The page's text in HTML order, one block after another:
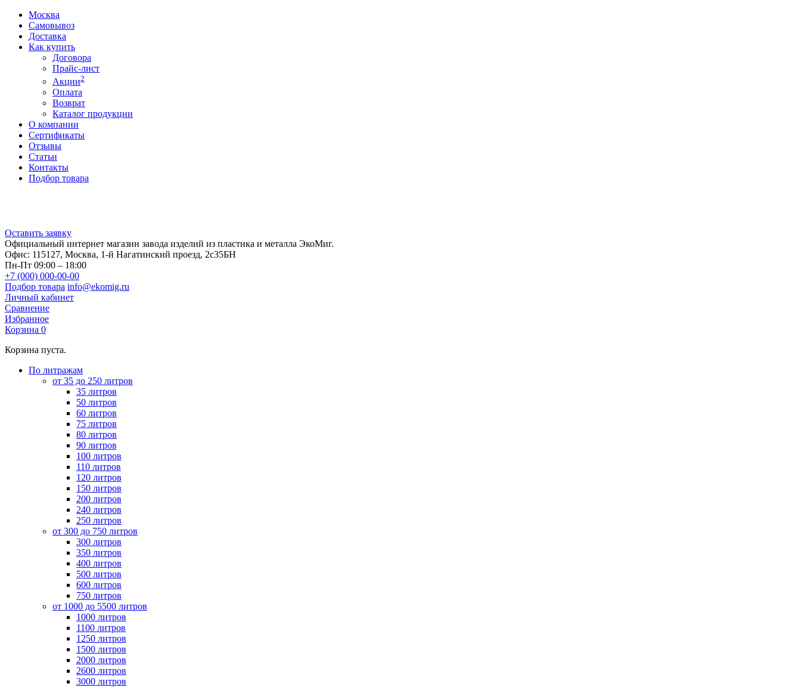
Москва
Самовывоз
Доставка
Как купить
Договора
Прайс-лист
Акции2
Оплата
Возврат
Каталог продукции
О компании
Сертификаты
Отзывы
Статьи
Контакты
Подбор товара
Оставить заявку
Официальный интернет магазин завода изделий из пластика и металла ЭкоМиг.
Офис: 115127, Москва, 1-й Нагатинский проезд, 2с35БН
Пн-Пт 09:00 – 18:00
+7 (000) 000-00-00
Подбор товара info@ekomig.ru
Личный кабинет
Сравнение
Избранное
Корзина 0
Корзина пуста.
По литражам
от 35 до 250 литров
35 литров
50 литров
60 литров
75 литров
80 литров
90 литров
100 литров
110 литров
120 литров
150 литров
200 литров
240 литров
250 литров
от 300 до 750 литров
300 литров
350 литров
400 литров
500 литров
600 литров
750 литров
от 1000 до 5500 литров
1000 литров
1100 литров
1250 литров
1500 литров
2000 литров
2600 литров
3000 литров